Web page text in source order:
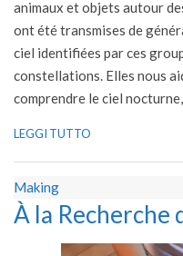
animaux et objets autour
ont été transmises de
ciel identifiées par ces
constellations. Elles nous
comprendre le ciel
LEGGI TUTTO
Making
À la Recherche